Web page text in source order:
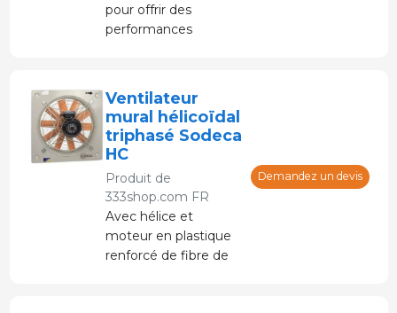
pour offrir des
performances
fermes.
Ventilateur
mural hélicoïdal
triphasé Sodeca
HC
Produit de
333shop.com FR
Avec hélice et
moteur en plastique
renforcé de fibre de
Demandez un devis